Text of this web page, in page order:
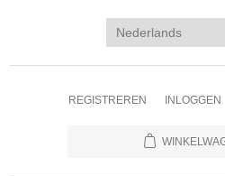
REGISTREREN INLOGGEN